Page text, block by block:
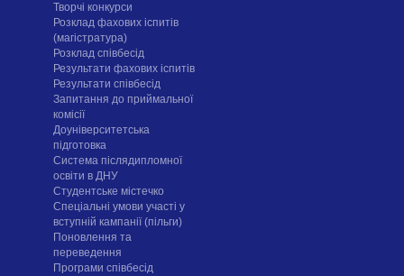
Творчі конкурси
Розклад фахових іспитів
(магістратура)
Розклад співбесід
Результати фахових іспитів
Результати співбесід
Запитання до приймальної
комісії
Доуніверситетська
підготовка
Система післядипломної
освіти в ДНУ
Cтудентське містечко
Спеціальні умови участі у
вступній кампанії (пільги)
Поновлення та
переведення
Програми співбесід